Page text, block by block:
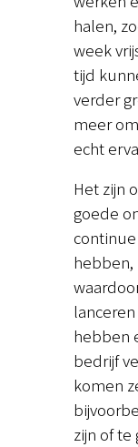
halen,
week
tijd
verder
meer
echt
Het zijn
goede
hebben,
hebben
bedrijf
komen
zijn of